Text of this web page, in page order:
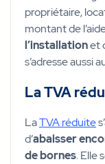
propriétaire,
montant de
l’installationet
s’adresse aussi
La TVA
LaTVA réduite
d’abaisser
de bornes. Elle